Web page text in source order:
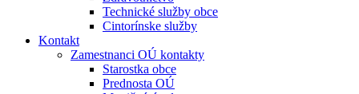
Technické služby obce
Cintorínske služby
Kontakt
Zamestnanci OÚ kontakty
Starostka obce
Prednosta OÚ